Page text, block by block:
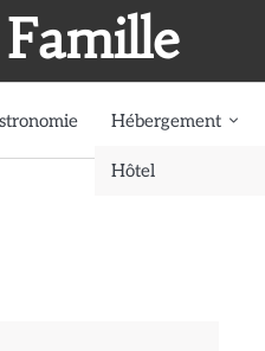
Hébergement
Hôtel